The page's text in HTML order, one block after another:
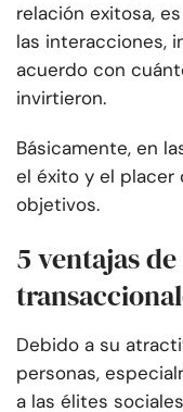
relación exitosa,
las interacciones,
acuerdo con
invirtieron.
Básicamente, en
el éxito y el placer
objetivos.
5 ventajas
Debido a su
personas,
a las élites